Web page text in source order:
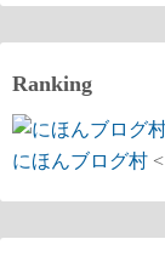
Ranking
にほんブログ村 <